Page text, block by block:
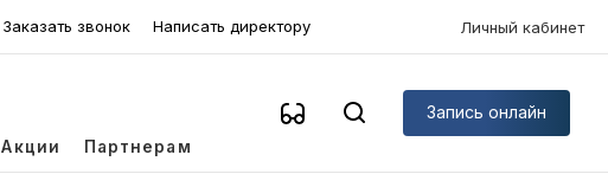
Заказать звонок Написать директору Личный кабинет
Акции Партнерам
Запись онлайн